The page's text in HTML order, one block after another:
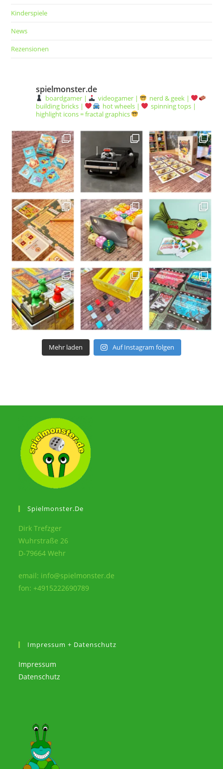
Kinderspiele
News
Rezensionen
spielmonster.de
boardgamer | videogamer |
nerd & geek |
building bricks |
hot wheels |
spinning tops |
highlight icons = fractal graphics
Mehr laden Auf Instagram folgen
Spielmonster.de
Dirk Trefzger
Wuhrstraße 26
D-79664 Wehr
email: info@spielmonster.de
fon: +4915222690789
Impressum + Datenschutz
Impressum
Datenschutz